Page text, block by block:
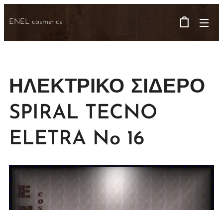
ENEL cosmetics
ΗΛΕΚΤΡΙΚΟ ΣΙΔΕΡΟ
SPIRAL TECNO
ELETRA No 16